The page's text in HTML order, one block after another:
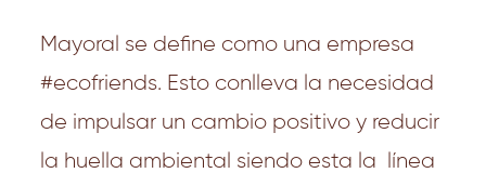
Mayoral se define como una empresa
#ecofriends. Esto conlleva la necesidad
de impulsar un cambio positivo y reducir
la huella ambiental siendo esta la línea